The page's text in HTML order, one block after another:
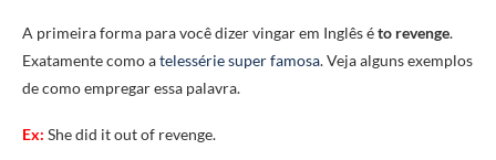
A primeira forma para você dizer vingar em Inglês éto revenge.
Exatamente como atelessérie super famosa. Veja alguns exemplos
de como empregar essa palavra.
Ex: Shedid itoutof revenge.